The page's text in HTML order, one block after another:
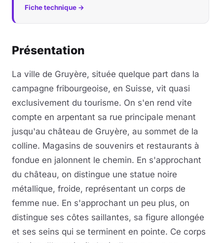
Fiche technique →
Présentation
La ville de Gruyère, située quelque part dans la
campagne fribourgeoise, en Suisse, vit quasi
exclusivement du tourisme. On s'en rend vite
compte en arpentant sa rue principale menant
jusqu'au château de Gruyère, au sommet de la
colline. Magasins de souvenirs et restaurants à
fondue en jalonnent le chemin. En s'approchant
du château, on distingue une statue noire
métallique, froide, représentant un corps de
femme nue. En s'approchant un peu plus, on
distingue ses côtes saillantes, sa figure allongée
et ses seins qui se terminent en pointe. Ce corps